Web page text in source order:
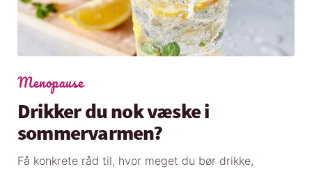
Menopause
Drikker du nok væske i
sommervarmen?
Få konkrete råd til, hvor meget du bør drikke,